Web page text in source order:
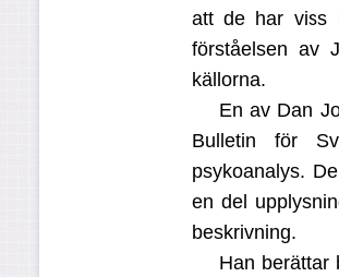
att de har viss
förståelsen av
källorna.
En av Dan
Bulletin för
psykoanalys.
en del
beskrivning.
Han berättar